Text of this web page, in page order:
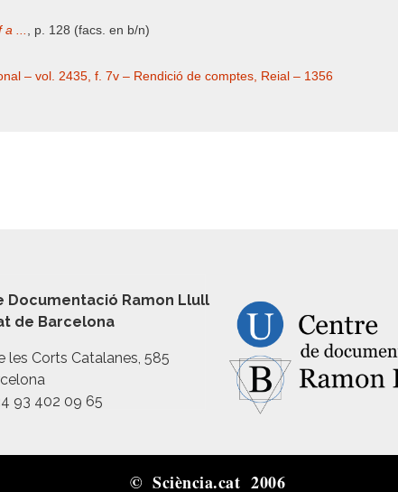
a ... , p. 128 (facs. en b/n)
– vol. 2435, f. 7v – Rendició de comptes, Reial – 1356
Documentació Ramon Llull
de Barcelona
les Corts Catalanes, 585
93 402 09 65
© Sciència.cat 2006